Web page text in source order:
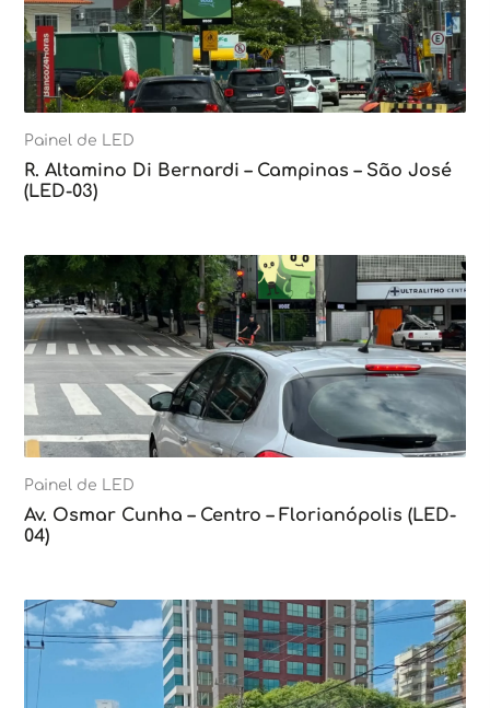
Painel de LED
R. Altamino Di Bernardi – Campinas – São José
(LED-03)
Painel de LED
Av. Osmar Cunha – Centro – Florianópolis (LED-
04)